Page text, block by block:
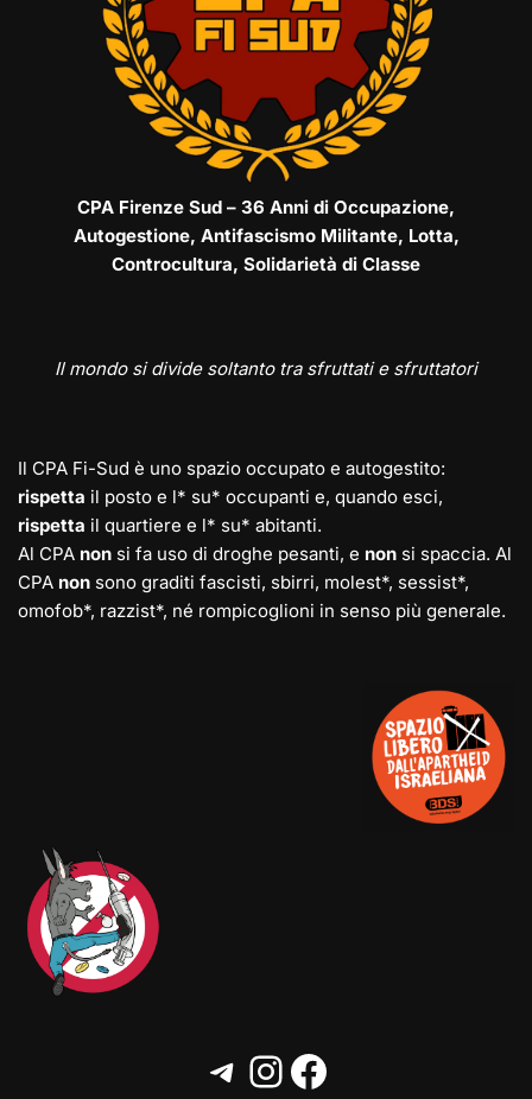
CPA Firenze Sud – 36 Anni di Occupazione,
Autogestione, Antifascismo Militante, Lotta,
Controcultura, Solidarietà di Classe
Il mondo si divide soltanto tra sfruttati e sfruttatori
Il CPA Fi-Sud è uno spazio occupato e autogestito:
rispetta il posto e l* su* occupanti e, quando esci,
rispetta il quartiere e l* su* abitanti.
Al CPA non si fa uso di droghe pesanti, e non si spaccia. Al
CPA non sono graditi fascisti, sbirri, molest*, sessist*,
omofob*, razzist*, né rompicoglioni in senso più generale.